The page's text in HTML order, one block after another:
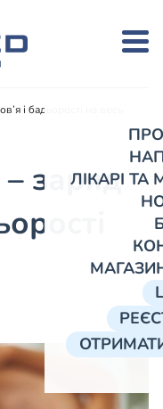
ЛІКАРІ
і бадьорості на весь
заряд